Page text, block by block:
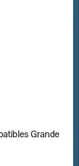
Grande